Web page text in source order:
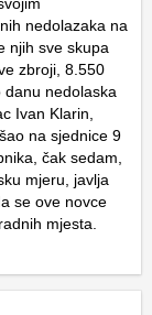
nedolazaka na
njih sve skupa
zbroji, 8.550
danu nedolaska
Ivan Klarin,
na sjednice 9
čak sedam,
mjeru, javlja
se ove novce
mjesta.